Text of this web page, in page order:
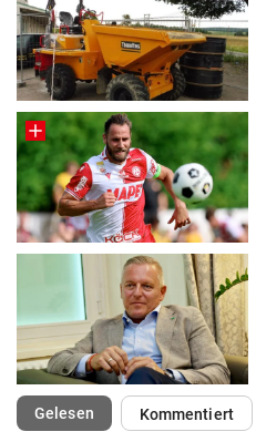
Gelesen(ausgewählt)Kommentiert